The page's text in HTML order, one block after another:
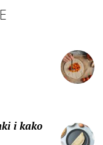
i kako